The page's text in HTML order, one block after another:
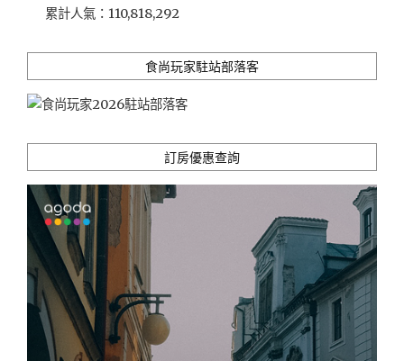
累計人氣： 110,818,292
食尚玩家駐站部落客
訂房優惠查詢